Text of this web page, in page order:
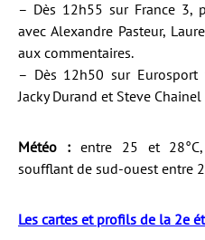
– Dès 12h55 sur France 3,
avec Alexandre Pasteur,
aux commentaires.
– Dès 12h50 sur Eurosport
Jacky Durand et Steve
Météo : entre 25 et
soufflant de sud-ouest entre
Les cartes et profils de la 2e